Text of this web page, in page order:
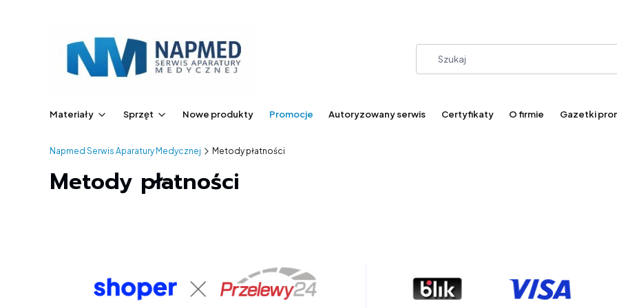
Materiały Sprzęt Nowe produkty Promocje Autoryzowany serwis Certyfikaty O firmie Gazetki
Napmed Serwis Aparatury Medycznej Metody płatności
Metody płatności